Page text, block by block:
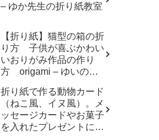
– ゆか先生の折り紙教室
【折り紙】猫型の箱の折
り方 子供が喜ぶかわい
いおりがみ作品の作り
方 origami – ゆいのお
折り紙で作る動物カード
（ねこ風、イヌ風）。メ
ッセージカードやお菓子
を入れたプレゼントに。